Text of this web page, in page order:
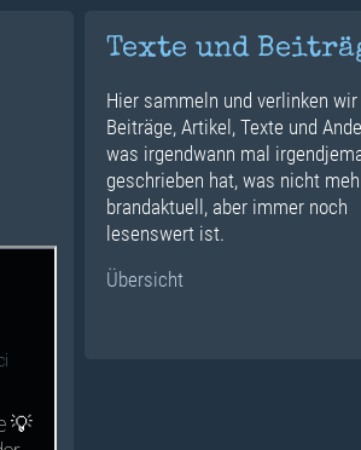
Texte und
Hier sammeln und verlinken wir
Beiträge, Artikel, Texte und
was irgendwann mal
geschrieben hat, was nicht
brandaktuell, aber immer noch
lesenswert ist.
Übersicht